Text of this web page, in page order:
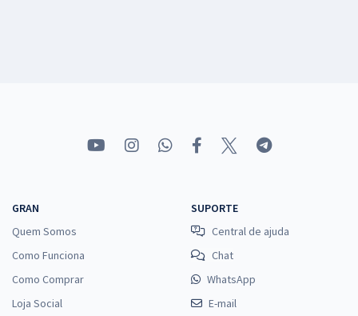
GRAN
Quem Somos
Como Funciona
Como Comprar
Loja Social
SUPORTE
Central de ajuda
Chat
WhatsApp
E-mail